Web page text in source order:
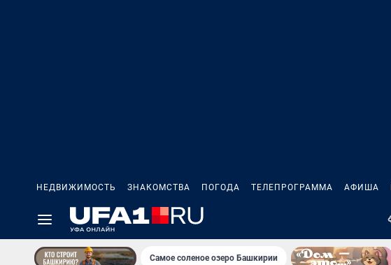
НЕДВИЖИМОСТЬ ЗНАКОМСТВА ПОГОДА ТЕЛЕПРОГРАММА АФИША
Самое соленое озеро Башкирии